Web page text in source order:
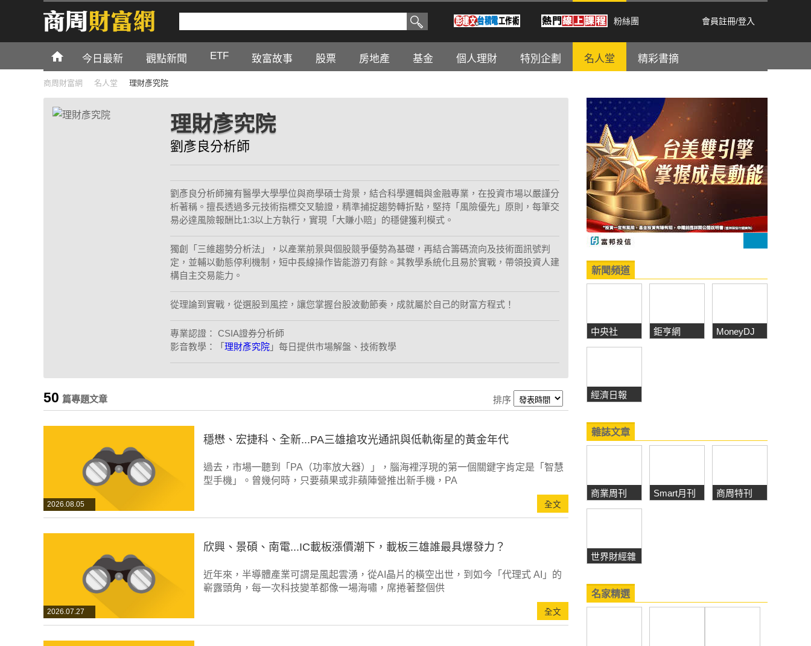
粉絲團 會員註冊/登入
今日最新 觀點新聞 ETF 致富故事 股票 房地產 基金 個人理財 特別企劃 名人堂 精彩書摘
商周財富網 名人堂 理財彥究院
理財彥究院
劉彥良分析師
劉彥良分析師擁有醫學大學學位與商學碩士背景，結合科學邏輯與金融專業，在投資市場以嚴謹分
析著稱。擅長透過多元技術指標交叉驗證，精準捕捉趨勢轉折點，堅持「風險優先」原則，每筆交
易必達風險報酬比1:3以上方執行，實現「大賺小賠」的穩健獲利模式。
獨創「三維趨勢分析法」，以產業前景與個股競爭優勢為基礎，再結合籌碼流向及技術面訊號判
定，並輔以動態停利機制，短中長線操作皆能游刃有餘。其教學系統化且易於實戰，帶領投資人建
構自主交易能力。
從理論到實戰，從選股到風控，讓您掌握台股波動節奏，成就屬於自己的財富方程式！
專業認證： CSIA證券分析師
影音教學：「 理財彥究院 」每日提供市場解盤、技術教學
50 篇專題文章 排序
2026.08.05
穩懋、宏捷科、全新...PA三雄搶攻光通訊與低軌衛星的黃金年代
過去，市場一聽到「PA（功率放大器）」，腦海裡浮現的第一個關鍵字肯定是「智慧
型手機」。曾幾何時，只要蘋果或非蘋陣營推出新手機，PA
全文
2026.07.27
欣興、景碩、南電...IC載板漲價潮下，載板三雄誰最具爆發力？
近年來，半導體產業可謂是風起雲湧，從AI晶片的橫空出世，到如今「代理式 AI」的
嶄露頭角，每一次科技變革都像一場海嘯，席捲著整個供
全文
新聞頻道
中央社 鉅亨網
MoneyDJ
經濟日報
雜誌文章
商業周刊 Smart月刊 商周特刊
世界財經雜
名家精選